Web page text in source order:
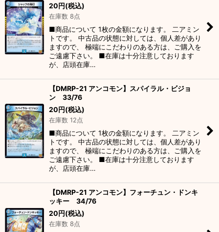
20円(税込)
在庫数 8点
■商品について 1枚の金額になります。 二アミン
トです。 中古品の状態に対しては、個人差があり
ますので、 極端にこだわりのある方は、ご購入を
ご遠慮下さい。 ■在庫は十分注意しております
が、店頭在庫…
【DMRP-21 アンコモン】スパイラル・ビジョ
ン 33/76
20円(税込)
在庫数 12点
■商品について 1枚の金額になります。 二アミン
トです。 中古品の状態に対しては、個人差があり
ますので、 極端にこだわりのある方は、ご購入を
ご遠慮下さい。 ■在庫は十分注意しております
が、店頭在庫…
【DMRP-21 アンコモン】フォーチュン・ドンキ
ッキー 34/76
20円(税込)
在庫数 8点